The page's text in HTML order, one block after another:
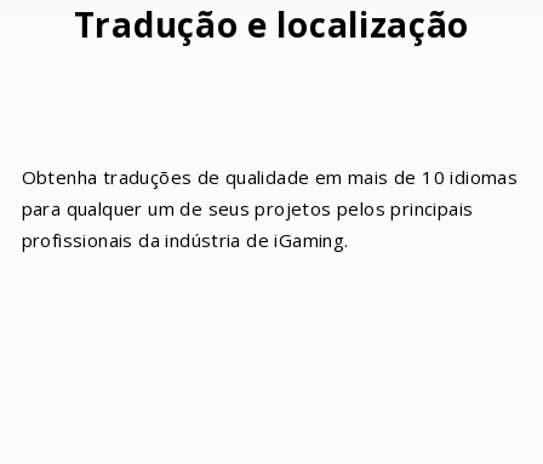
Tradução e localização
Obtenha traduções de qualidade em mais de 10 idiomas
para qualquer um de seus projetos pelos principais
profissionais da indústria de iGaming.